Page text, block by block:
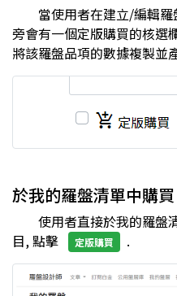
當使用者在建立/編輯
旁會有一個定版購買的核選
將該羅盤品項的數據複製並
於我的羅盤清單中購買
使用者直接於我的羅盤
目, 點擊
定版購買 .